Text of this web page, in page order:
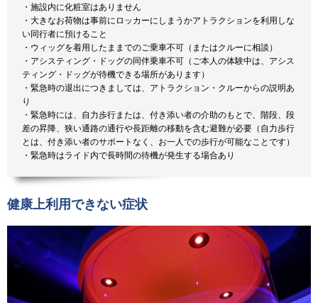
・施設内に化粧室はありません
・大きなお荷物は事前にロッカーにしまうかアトラクションを利用しな
い同行者に預けること
・ウィッグを着用したままでのご乗車不可（またはクルーに相談）
・アシスティング・ドッグの同伴乗車不可（ご本人の体験中は、アシス
ティング・ドッグが待機できる場所があります）
・緊急時の退出につきましては、アトラクション・クルーからの説明あ
り
・緊急時には、自力歩行または、付き添い者の介助のもとで、階段、段
差の昇降、狭い通路の通行や長距離の移動を含む避難が必要（自力歩行
とは、付き添い者のサポートなく、お一人での歩行が可能なことです）
・緊急時はライド内で長時間の待機が発生する場合あり
健康上利用できない症状